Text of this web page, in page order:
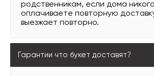
родственникам, если дома
оплачиваете повторную
выезжает повторно.
Гарантии что букет доставят?